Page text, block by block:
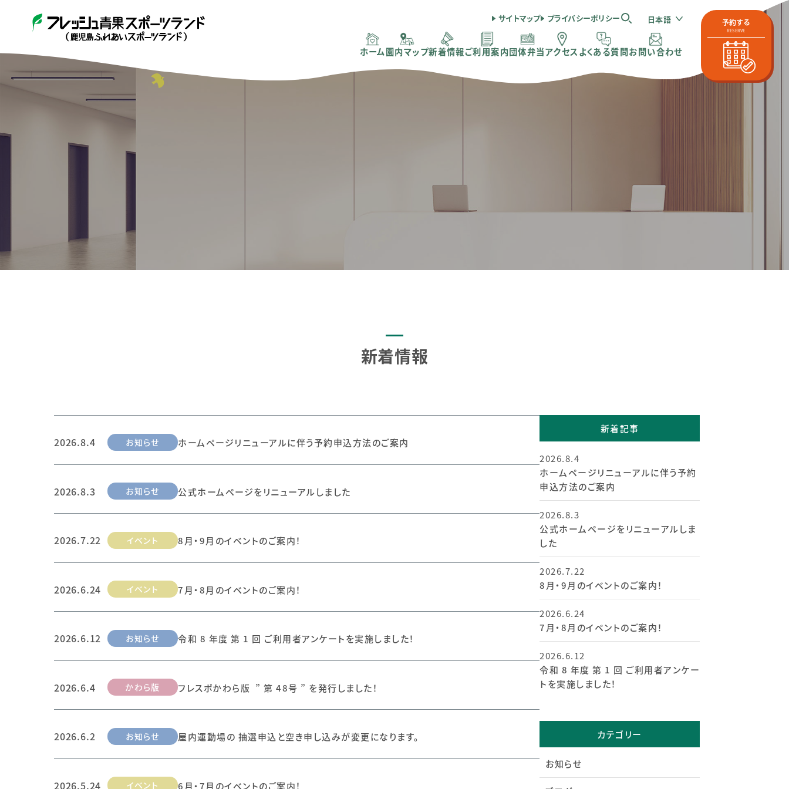
サイトマップ プライバシーポリシー 日本語
ホーム園内マップ新着情報ご利用案内団体弁当アクセスよくある質問お問い合わせ
予約する
RESERVE
新着情報
2026.8.4 お知らせ ホームページリニューアルに伴う予約申込方法のご案内
2026.8.3 お知らせ 公式ホームページをリニューアルしました
2026.7.22 イベント 8月・9月のイベントのご案内！
2026.6.24 イベント 7月・8月のイベントのご案内！
2026.6.12 お知らせ 令和 8 年度 第 1 回 ご利用者アンケートを実施しました！
2026.6.4 かわら版 フレスポかわら版 ” 第 48号 ” を発行しました！
2026.6.2 お知らせ 屋内運動場の 抽選申込と空き申し込みが変更になります。
2026.5.24 イベント 6月・7月のイベントのご案内！
新着記事
2026.8.4
ホームページリニューアルに伴う予約
申込方法のご案内
2026.8.3
公式ホームページをリニューアルしま
した
2026.7.22
8月・9月のイベントのご案内！
2026.6.24
7月・8月のイベントのご案内！
2026.6.12
令和 8 年度 第 1 回 ご利用者アンケー
トを実施しました！
カテゴリー
お知らせ